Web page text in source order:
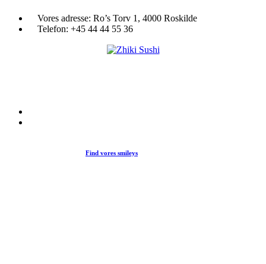
Vores adresse: Ro’s Torv 1, 4000 Roskilde
Telefon: +45 44 44 55 36
Find vores smileys